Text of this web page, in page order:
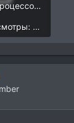
Мастеринг-процессор QUANTUM.pdf
1,9 MB · Просмотры: 413